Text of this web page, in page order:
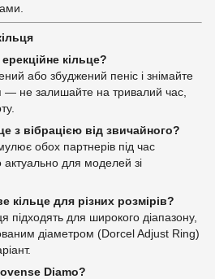
кільце?
або збуджений пеніс і знімайте
— не залишайте на тривалий час,
з вібрацією від звичайного?
обох партнерів під час
для моделей зі
кільце для різних розмірів?
підходять для широкого діапазону,
діаметром (Dorcel Adjust Ring)
Diamo?